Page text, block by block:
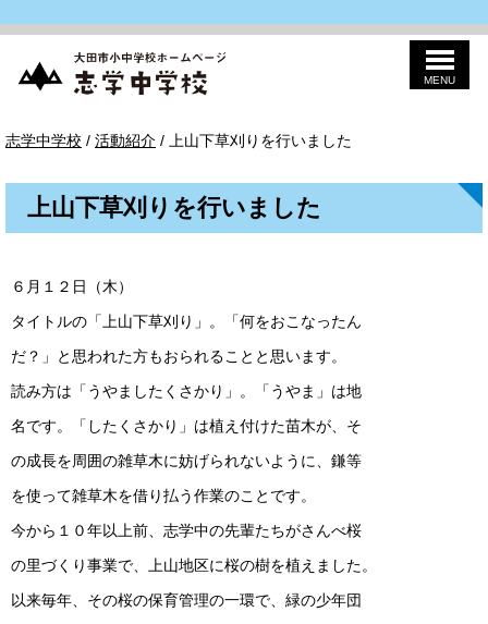
学
学
MENU
現
の
置：
志学中学校 / 活動紹介 / 上山下草刈りを行いました
上山下草刈りを行いました
６月１２日（木）
タイトルの「上山下草刈り」。「何をおこなったん
だ？」と思われた方もおられることと思います。
読み方は「うやましたくさかり」。「うやま」は地
名です。「したくさかり」は植え付けた苗木が、そ
の成長を周囲の雑草木に妨げられないように、鎌等
を使って雑草木を借り払う作業のことです。
今から１０年以上前、志学中の先輩たちがさんべ桜
の里づくり事業で、上山地区に桜の樹を植えました。
以来毎年、その桜の保育管理の一環で、緑の少年団